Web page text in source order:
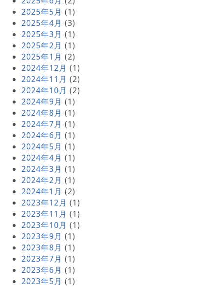
2025年5月 (1)
2025年4月 (3)
2025年3月 (1)
2025年2月 (1)
2025年1月 (2)
2024年12月 (1)
2024年11月 (2)
2024年10月 (2)
2024年9月 (1)
2024年8月 (1)
2024年7月 (1)
2024年6月 (1)
2024年5月 (1)
2024年4月 (1)
2024年3月 (1)
2024年2月 (1)
2024年1月 (2)
2023年12月 (1)
2023年11月 (1)
2023年10月 (1)
2023年9月 (1)
2023年8月 (1)
2023年7月 (1)
2023年6月 (1)
2023年5月 (1)